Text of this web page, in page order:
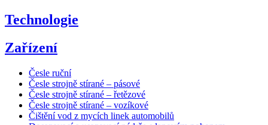
Technologie
Zařízení
Česle ruční
Česle strojně stírané – pásové
Česle strojně stírané – řetězové
Česle strojně stírané – vozíkové
Čištění vod z mycích linek automobilů